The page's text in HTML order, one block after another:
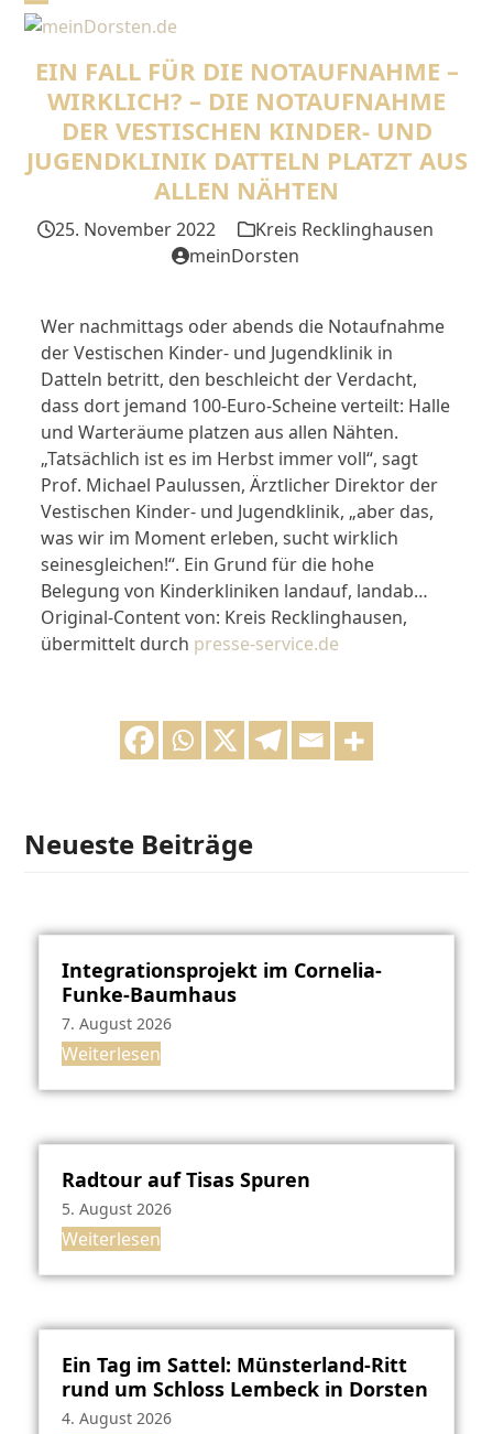
Skip
content
Open
mobile
menu
Close
mobile
menu
EIN FALL FÜR DIE NOTAUFNAHME –
WIRKLICH? – DIE NOTAUFNAHME
DER VESTISCHEN KINDER- UND
JUGENDKLINIK DATTELN PLATZT AUS
ALLEN NÄHTEN
25. November 2022
Kreis Recklinghausen
meinDorsten
Wer nachmittags oder abends die Notaufnahme
der Vestischen Kinder- und Jugendklinik in
Datteln betritt, den beschleicht der Verdacht,
dass dort jemand 100-Euro-Scheine verteilt: Halle
und Warteräume platzen aus allen Nähten.
„Tatsächlich ist es im Herbst immer voll“, sagt
Prof. Michael Paulussen, Ärztlicher Direktor der
Vestischen Kinder- und Jugendklinik, „aber das,
was wir im Moment erleben, sucht wirklich
seinesgleichen!“. Ein Grund für die hohe
Belegung von Kinderkliniken landauf, landab…
Original-Content von: Kreis Recklinghausen,
übermittelt durch presse-service.de
Neueste Beiträge
Integrationsprojekt im Cornelia-
Funke-Baumhaus
7. August 2026
Weiterlesen
Radtour auf Tisas Spuren
5. August 2026
Weiterlesen
Ein Tag im Sattel: Münsterland-Ritt
rund um Schloss Lembeck in Dorsten
4. August 2026